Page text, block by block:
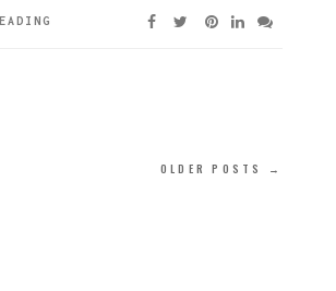
OLDER POSTS →